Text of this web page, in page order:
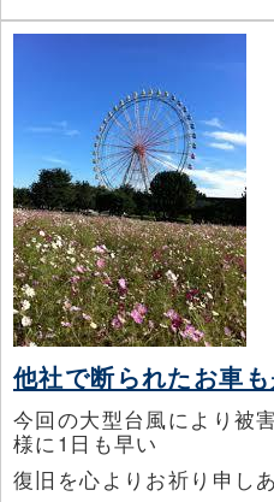
他社で断られたお車も
今回の大型台風により被
様に1日も早い
復旧を心よりお祈り申し